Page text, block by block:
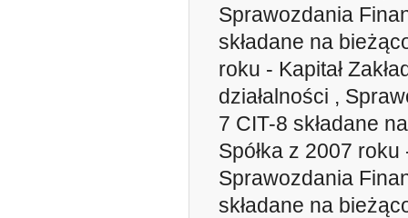
Sprawozdania
składane na
roku - Kapitał
działalności ,
7 CIT-8 składane
Spółka z 2007 roku
Sprawozdania
składane na